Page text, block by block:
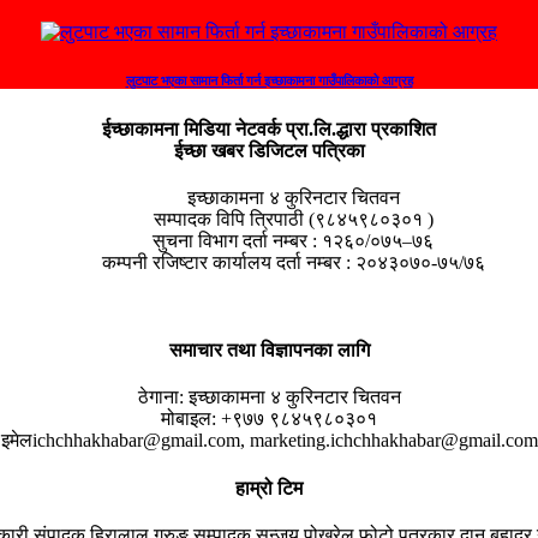
लुटपाट भएका सामान फिर्ता गर्न इच्छाकामना गाउँपालिकाको आग्रह
ईच्छाकामना मिडिया नेटवर्क प्रा.लि.द्धारा प्रकाशित
ईच्छा खबर डिजिटल पत्रिका
इच्छाकामना ४ कुरिनटार चितवन
सम्पादक विपि त्रिपाठी (९८४५९८०३०१ )
सुचना विभाग दर्ता नम्बर : १२६०/०७५–७६
कम्पनी रजिष्टार कार्यालय दर्ता नम्बर : २०४३०७०-७५/७६
समाचार तथा विज्ञापनका लागि
ठेगाना: इच्छाकामना ४ कुरिनटार चितवन
मोबाइल: +९७७ ९८४५९८०३०१
इमेलichchhakhabar@gmail.com, marketing.ichchhakhabar@gmail.com
हाम्रो टिम